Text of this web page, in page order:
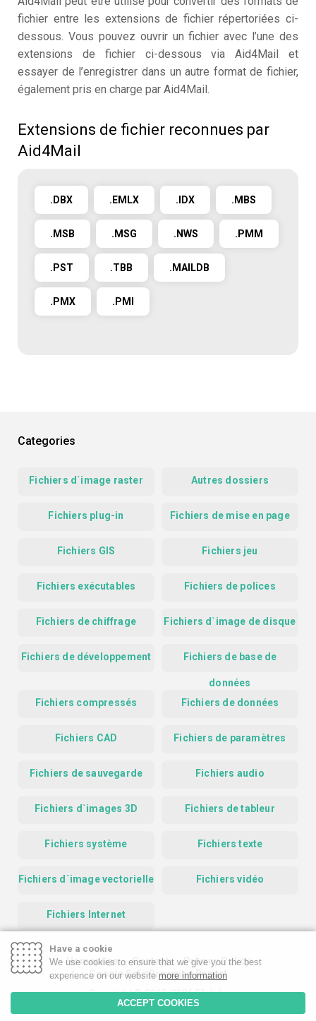
fichier entre les extensions de fichier répertoriées ci-
dessous. Vous pouvez ouvrir un fichier avec l’une des
extensions de fichier ci-dessous via Aid4Mail et
essayer de l’enregistrer dans un autre format de fichier,
également pris en charge par Aid4Mail.
Extensions de fichier reconnues par
Aid4Mail
.DBX .EMLX .IDX .MBS
.MSB .MSG .NWS .PMM
.PST .TBB .MAILDB
.PMX .PMI
Categories
Fichiers d`image raster Autres dossiers
Fichiers plug-in Fichiers de mise en page
Fichiers GIS Fichiers jeu
Fichiers exécutables Fichiers de polices
Fichiers de chiffrage Fichiers d`image de disque
Fichiers de développement Fichiers de base de
données
Fichiers compressés
Fichiers de données
Fichiers CAD Fichiers de paramètres
Fichiers de sauvegarde Fichiers audio
Fichiers d`images 3D Fichiers de tableur
Fichiers système Fichiers texte
Fichiers d`image vectorielle Fichiers vidéo
Fichiers Internet
Homepage Contact
Privacy Policy
Google Safe Browsing Report
Copyright © 2019-2026 FileInfo
Have a cookie
We use cookies to ensure that we give you the best
experience on our website more information
ACCEPT COOKIES